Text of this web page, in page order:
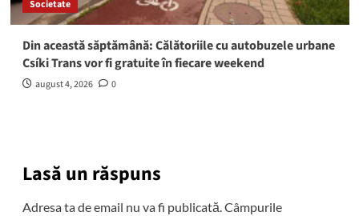
Societate
Din această săptămână: Călătoriile cu autobuzele urbane
Csíki Trans vor fi gratuite în fiecare weekend
august 4, 2026 0
Lasă un răspuns
Adresa ta de email nu va fi publicată.Câmpurile